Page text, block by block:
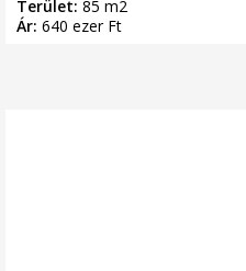
Terület: 85 m2
Ár: 640 ezer Ft